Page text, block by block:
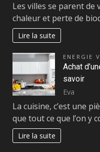
Les villes se parent
chaleur et perte de
Lire la suite
ENERGIE
Achat
savoir
Eva
La cuisine, c’est une
que tout ce que l’on y
Lire la suite